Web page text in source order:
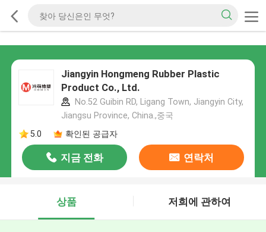
Jiangyin Hongmeng Rubber Plastic
Product Co., Ltd.
No.52 Guibin RD, Ligang Town, Jiangyin City,
Jiangsu Province, China.,중국
5.0
확인된 공급자
지금 전화 연락처
상품 저희에 관하여